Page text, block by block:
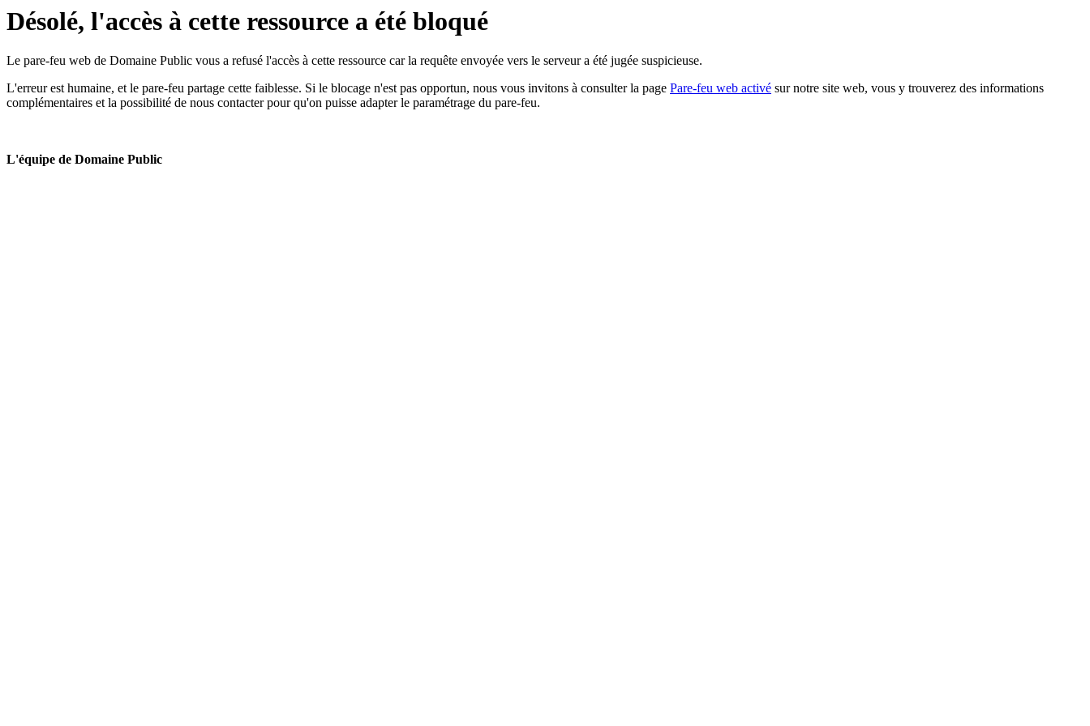
Désolé, l'accès à cette ressource a été bloqué
Le pare-feu web de Domaine Public vous a refusé l'accès à cette ressource car la requête envoyée vers le serveur a été jugée suspicieuse.
L'erreur est humaine, et le pare-feu partage cette faiblesse. Si le blocage n'est pas opportun, nous vous invitons à consulter la page Pare-feu web activé sur notre site web, vous y trouverez des informations
complémentaires et la possibilité de nous contacter pour qu'on puisse adapter le paramétrage du pare-feu.
L'équipe de Domaine Public